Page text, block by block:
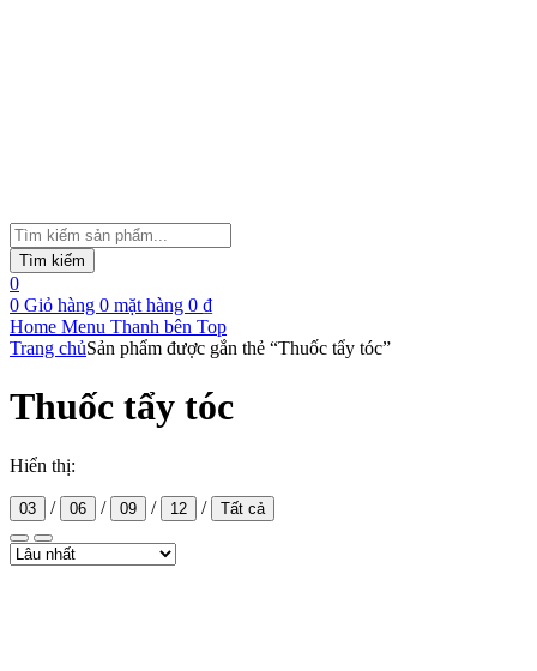
Tìm
kiếm
sản
phẩm
Tìm kiếm
0
0 Giỏ hàng 0 mặt hàng 0 ₫
Home Menu Thanh bên Top
Trang chủSản phẩm được gắn thẻ “Thuốc tẩy tóc”
Thuốc tẩy tóc
Hiển thị:
03 / 06 / 09 / 12 / Tất cả